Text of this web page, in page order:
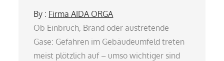
By : Firma AIDA ORGA
Ob Einbruch, Brand oder austretende
Gase: Gefahren im Gebäudeumfeld treten
meist plötzlich auf – umso wichtiger sind